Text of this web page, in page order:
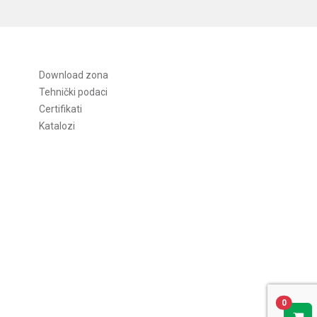
Download zona
Tehnički podaci
Certifikati
Katalozi
0